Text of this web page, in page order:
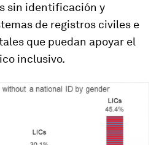
sin identificación y
de registros civiles e
que puedan apoyar el
inclusivo.